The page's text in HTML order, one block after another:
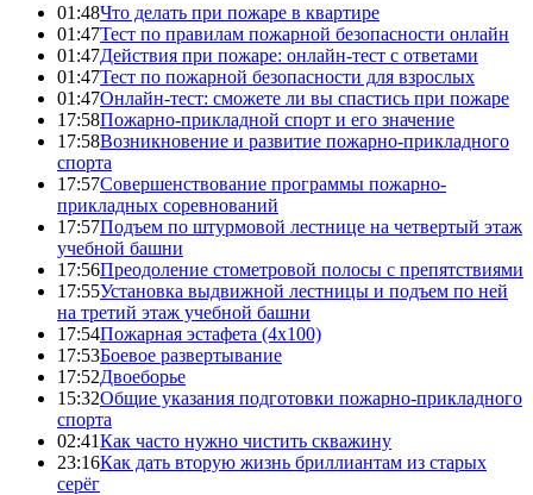
01:48Что делать при пожаре в квартире
01:47Тест по правилам пожарной безопасности онлайн
01:47Действия при пожаре: онлайн-тест с ответами
01:47Тест по пожарной безопасности для взрослых
01:47Онлайн-тест: сможете ли вы спастись при пожаре
17:58Пожарно-прикладной спорт и его значение
17:58Возникновение и развитие пожарно-прикладного
спорта
17:57Совершенствование программы пожарно-
прикладных соревнований
17:57Подъем по штурмовой лестнице на четвертый этаж
учебной башни
17:56Преодоление стометровой полосы с препятствиями
17:55Установка выдвижной лестницы и подъем по ней
на третий этаж учебной башни
17:54Пожарная эстафета (4x100)
17:53Боевое развертывание
17:52Двоеборье
15:32Общие указания подготовки пожарно-прикладного
спорта
02:41Как часто нужно чистить скважину
23:16Как дать вторую жизнь бриллиантам из старых
серёг